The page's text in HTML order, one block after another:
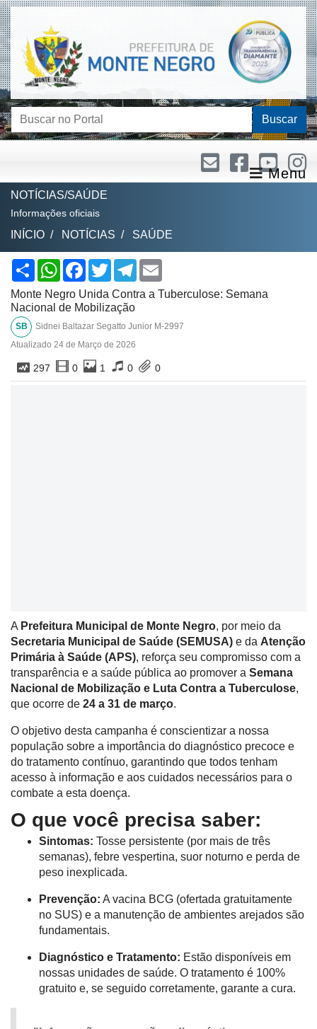
Buscar
NOTÍCIAS/SAÚDE
Informações oficiais
INÍCIO NOTÍCIAS SAÚDE
ShareWhatsAppFacebook
TwitterTelegram
Monte Negro Unida Contra a Tuberculose: Semana
Nacional de Mobilização
SB
Sidnei Baltazar Segatto Junior M-2997
Atualizado 24 de Março de 2026
297 0 1 0 0
A Prefeitura Municipal de Monte Negro, por meio da
Secretaria Municipal de Saúde (SEMUSA) e da Atenção
Primária à Saúde (APS), reforça seu compromisso com a
transparência e a saúde pública ao promover a Semana
Nacional de Mobilização e Luta Contra a Tuberculose,
que ocorre de 24 a 31 de março.
O objetivo desta campanha é conscientizar a nossa
população sobre a importância do diagnóstico precoce e
do tratamento contínuo, garantindo que todos tenham
acesso à informação e aos cuidados necessários para o
combate a esta doença.
O que você precisa saber:
Sintomas: Tosse persistente (por mais de três
semanas), febre vespertina, suor noturno e perda de
peso inexplicada.
Prevenção: A vacina BCG (ofertada gratuitamente
no SUS) e a manutenção de ambientes arejados são
fundamentais.
Diagnóstico e Tratamento: Estão disponíveis em
nossas unidades de saúde. O tratamento é 100%
gratuito e, se seguido corretamente, garante a cura.